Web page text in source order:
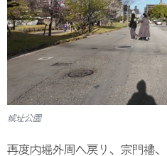
城址公園
再度内堀外周へ戻り、宗門櫓